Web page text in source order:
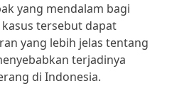
yang mendalam bagi
tersebut dapat
yang lebih jelas tentang
terjadinya
di Indonesia.